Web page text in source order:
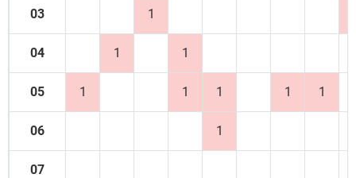
03 1
04 1 1
05 1 1 1 1 1
06 1
07